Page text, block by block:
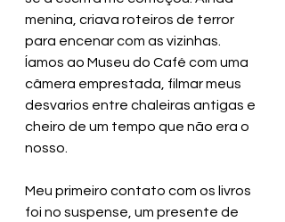
menina, criava roteiros de terror
para encenar com as vizinhas.
Íamos ao Museu do Café com uma
câmera emprestada, filmar meus
desvarios entre chaleiras antigas e
cheiro de um tempo que não era o
nosso.
Meu primeiro contato com os livros
foi no suspense, um presente de